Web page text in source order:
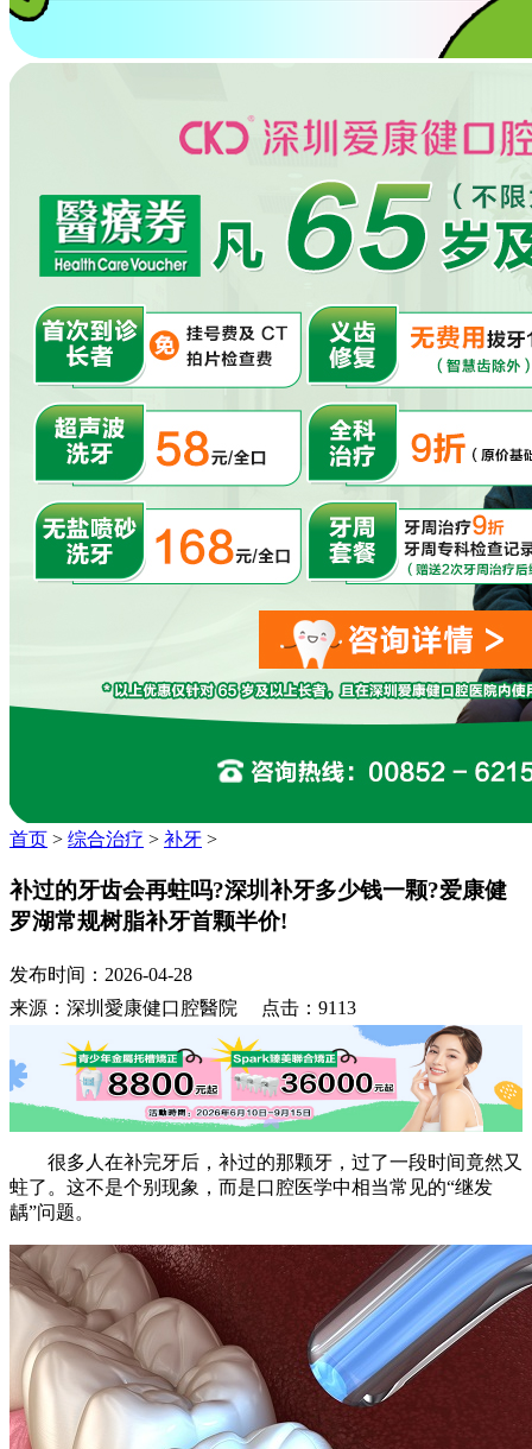
首页 > 综合治疗 > 补牙 >
补过的牙齿会再蛀吗?深圳补牙多少钱一颗?爱康健
罗湖常规树脂补牙首颗半价!
发布时间：2026-04-28
来源：深圳愛康健口腔醫院 点击：9113
很多人在补完牙后，补过的那颗牙，过了一段时间竟然又
蛀了。这不是个别现象，而是口腔医学中相当常见的“继发
龋”问题。